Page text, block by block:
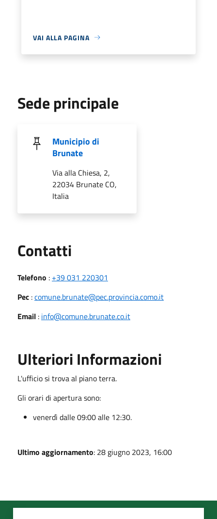
VAI ALLA PAGINA
Sede principale
Municipio di
Brunate
Via alla Chiesa, 2,
22034 Brunate CO,
Italia
Contatti
Telefono : +39 031 220301
Pec :comune.brunate@pec.provincia.como.it
Email : info@comune.brunate.co.it
Ulteriori Informazioni
L'ufficio si trova al piano terra.
Gli orari di apertura sono:
venerdì dalle 09:00 alle 12:30.
Ultimo aggiornamento: 28 giugno 2023, 16:00